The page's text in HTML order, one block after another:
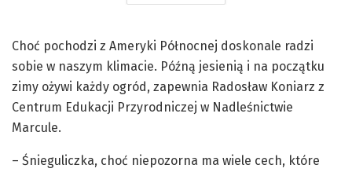
Choć pochodzi z Ameryki Północnej doskonale radzi
sobie w naszym klimacie. Późną jesienią i na początku
zimy ożywi każdy ogród, zapewnia Radosław Koniarz z
Centrum Edukacji Przyrodniczej w Nadleśnictwie
Marcule.
– Śnieguliczka, choć niepozorna ma wiele cech, które